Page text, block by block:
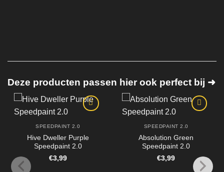
Deze producten passen hier ook perfect bij ➜
SPEEDPAINT 2.0
Hive Dweller Purple
Speedpaint 2.0
€3,99
SPEEDPAINT 2.0
Absolution Green
Speedpaint 2.0
€3,99